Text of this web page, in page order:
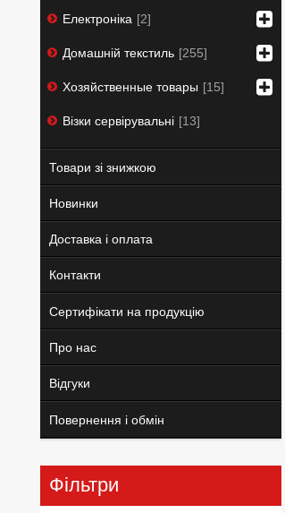
Електроніка 2
Домашній текстиль 255
Хозяйственные товары 15
Візки сервірувальні 13
Товари зі знижкою
Новинки
Доставка і оплата
Контакти
Сертифікати на продукцію
Про нас
Відгуки
Повернення і обмін
Фільтри